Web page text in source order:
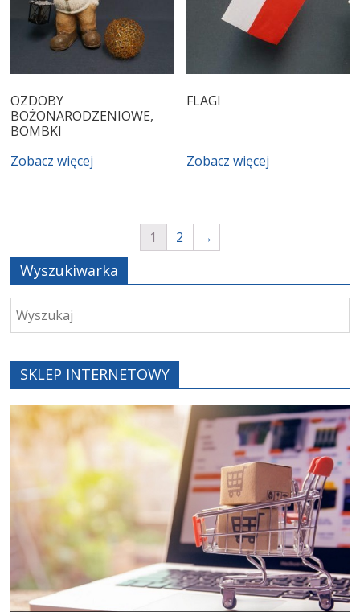
OZDOBY
BOŻONARODZENIOWE,
BOMBKI
Zobacz więcej
FLAGI
Zobacz więcej
1 2 →
Wyszukiwarka
SKLEP INTERNETOWY